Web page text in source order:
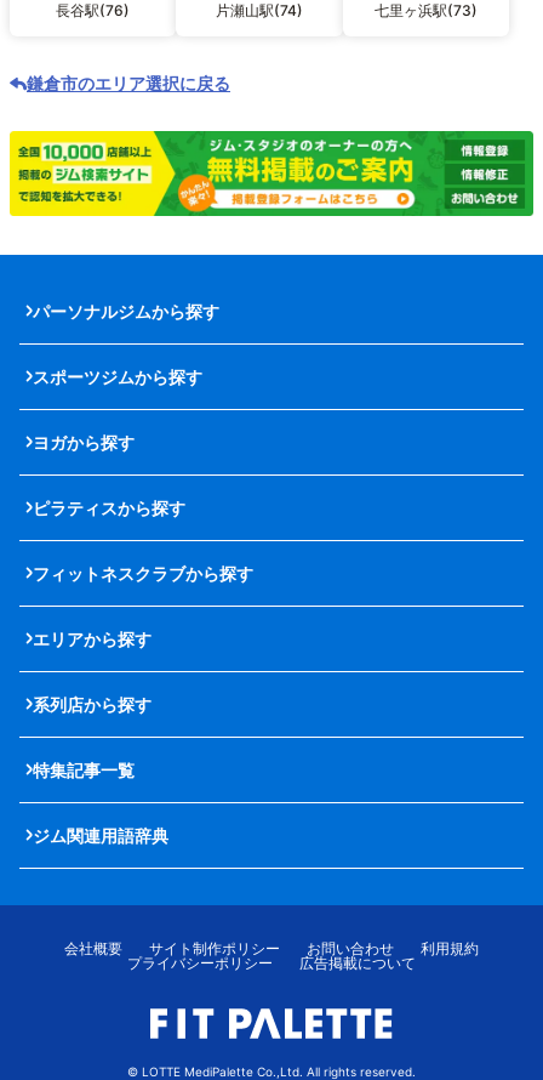
長谷駅(76) 片瀬山駅(74) 七里ヶ浜駅(73)
鎌倉市のエリア選択に戻る
パーソナルジムから探す
スポーツジムから探す
ヨガから探す
ピラティスから探す
フィットネスクラブから探す
エリアから探す
系列店から探す
特集記事一覧
ジム関連用語辞典
会社概要 サイト制作ポリシー お問い合わせ
利用規約
プライバシーポリシー
広告掲載について
© LOTTE MediPalette Co.,Ltd. All rights reserved.